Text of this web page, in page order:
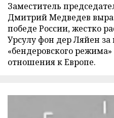
Заместитель
Дмитрий Медведев
победе России, жестко
Урсулу фон дер Ляйен
«бендеровского
отношения к Европе.